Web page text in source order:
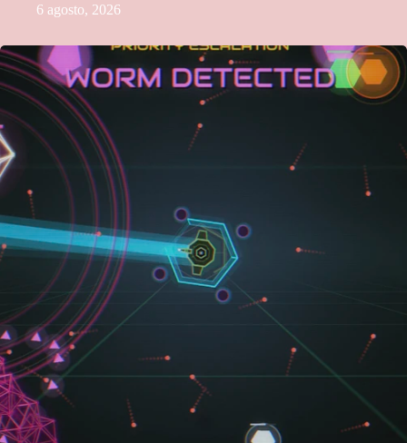
6 agosto, 2026